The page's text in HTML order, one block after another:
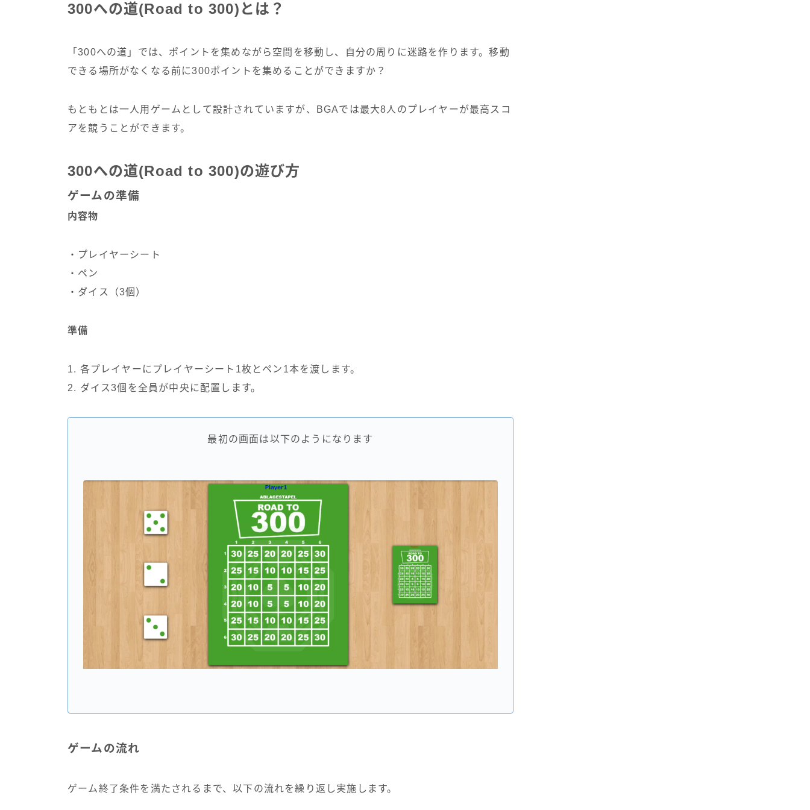
300への道(Road to 300)とは？
「300への道」では、ポイントを集めながら空間を移動し、自分の周りに迷路を作ります。移動
できる場所がなくなる前に300ポイントを集めることができますか？
もともとは一人用ゲームとして設計されていますが、BGAでは最大8人のプレイヤーが最高スコ
アを競うことができます。
300への道(Road to 300)の遊び方
ゲームの準備
内容物
・プレイヤーシート
・ペン
・ダイス（3個）
準備
1. 各プレイヤーにプレイヤーシート1枚とペン1本を渡します。
2. ダイス3個を全員が中央に配置します。
最初の画面は以下のようになります
ゲームの流れ
ゲーム終了条件を満たされるまで、以下の流れを繰り返し実施します。